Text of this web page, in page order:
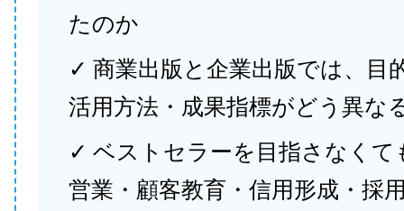
たのか
✓ 商業出版と企業出版では、目
活用方法・成果指標がどう異な
✓ ベストセラーを目指さなくて
営業・顧客教育・信用形成・採